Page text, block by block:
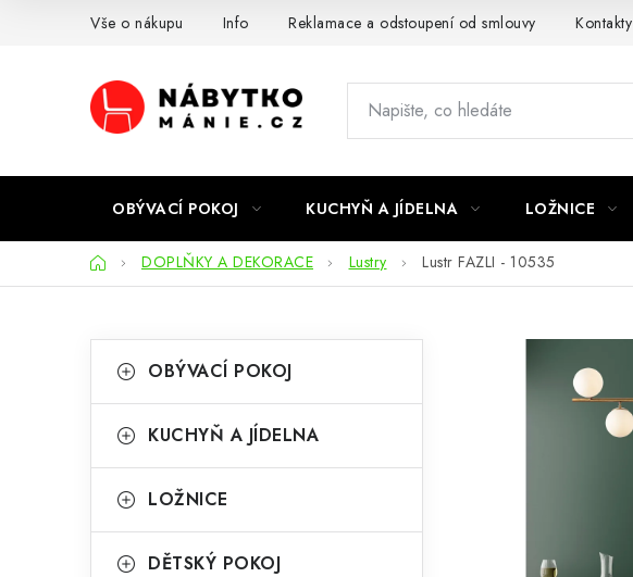
Vše o nákupu Info Reklamace a odstoupení od smlouvy Kontakty
OBÝVACÍ POKOJ KUCHYŇ A JÍDELNA LOŽNICE
DomůDOPLŇKY A DEKORACE Lustry Lustr FAZLI - 10535
o
t
r
kategorie
a
e
o
OBÝVACÍ POKOJ
KUCHYŇ A JÍDELNA
LOŽNICE
DĚTSKÝ POKOJ